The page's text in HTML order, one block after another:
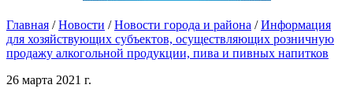
Главная / Новости / Новости города и района / Информация
для хозяйствующих субъектов, осуществляющих розничную
продажу алкогольной продукции, пива и пивных напитков
26 марта 2021 г.